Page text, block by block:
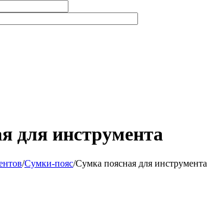
для инструмента
/Сумки-пояс/Сумка поясная для инструмента